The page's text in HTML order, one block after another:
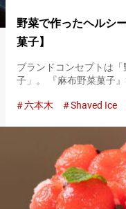
野菜で作ったヘルシ
菓子】
ブランドコンセプトは
子」。 『麻布野菜菓子
たユニークかつおいしい
六本木 Shaved Ice